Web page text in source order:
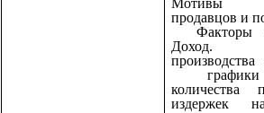
Мотивы
продавцов и
Факторы
Доход.
количества
издержек